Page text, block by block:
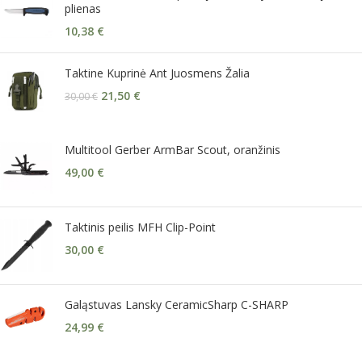
plienas
10,38 €
Taktine Kuprinė Ant Juosmens Žalia
30,00€ 21,50 €
Multitool Gerber ArmBar Scout, oranžinis
49,00 €
Taktinis peilis MFH Clip-Point
30,00 €
Galąstuvas Lansky CeramicSharp C-SHARP
24,99 €